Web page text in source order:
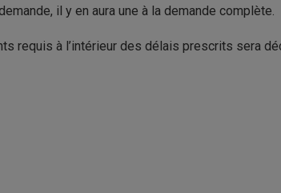
il y en aura une à la demande complète.
requis à l’intérieur des délais prescrits sera